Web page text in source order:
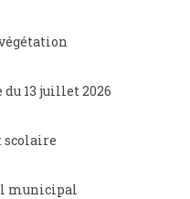
13 juillet 2026
municipal